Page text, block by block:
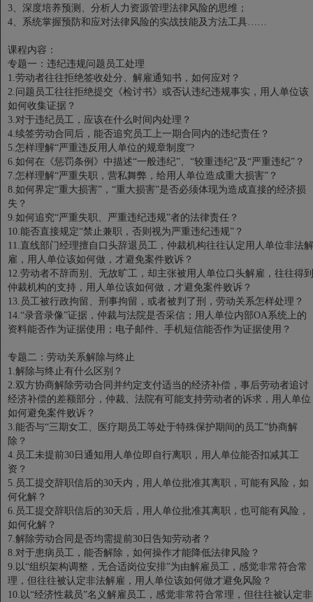
3、深度培养预测、分析人力资源管理法律风险的思维；
4、系统掌握预防和应对法律风险的实战技能及方法工具……
课程内容：
专题一：违纪违规问题员工处理
1.劳动者往往拒绝签收处分、解雇通知书，如何应对？
2.问题员工往往拒绝提交《检讨书》或否认违纪违规事实，用人单位该
如何收集证据？
3.对于违纪员工，应该在什么时间内处理？
4.续签劳动合同后，能否追究员工上一期合同内的违纪责任？
5.怎样理解“严重违反用人单位的规章制度”?
6.如何在《惩罚条例》中描述“一般违纪”、“较重违纪”及“严重违纪”？
7.怎样理解“严重失职，营私舞弊，给用人单位造成重大损害”？
8.如何界定“重大损害”，“重大损害”是否必须体现为造成直接的经济损
失？
9.如何追究“严重失职、严重违纪违规”者的法律责任？
10.能否直接规定“禁止兼职，否则视为严重违纪违规”？
11.直线部门经理擅自口头辞退员工，仲裁机构往往认定用人单位非法解
雇，用人单位该如何做，才避免案件败诉？
12.劳动者不辞而别、无故旷工，却主张被用人单位口头解雇，往往得到
仲裁机构的支持，用人单位该如何做，才避免案件败诉？
13.员工被行政拘留、刑事拘留，或者被判了刑，劳动关系怎样处理？
14.“录音录像”证据，仲裁与法院是否采信；用人单位内部OA系统上的
资料能否作为证据使用；电子邮件、手机短信能否作为证据使用？
专题二：劳动关系解除与终止
1.解除与终止有什么区别？
2.双方协商解除劳动合同并约定支付适当的经济补偿，事后劳动者追讨
经济补偿的差额部分，仲裁、法院有可能支持劳动者的诉求，用人单位
如何避免案件败诉？
3.能否与“三期女工、医疗期员工等处于特殊保护期间的员工”协商解
除？
4.员工未提前30日通知用人单位即自行离职，用人单位能否扣减其工
资？
5.员工提交辞职信后的30天内，用人单位批准其离职，可能有风险，如
何化解？
6.员工提交辞职信后的30天后，用人单位批准其离职，也可能有风险，
如何化解？
7.解除劳动合同是否均需提前30日告知劳动者？
8.对于患病员工，能否解除，如何操作才能降低法律风险？
9.以“组织架构调整，无合适岗位安排”为由解雇员工，感觉非常符合常
理，但往往被认定非法解雇，用人单位该如何做才避免风险？
10.以“经济性裁员”名义解雇员工，感觉非常符合常理，但往往被认定非